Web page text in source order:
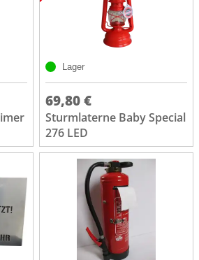
Lager
69,80 €
Sturmlaterne Baby Special
276 LED